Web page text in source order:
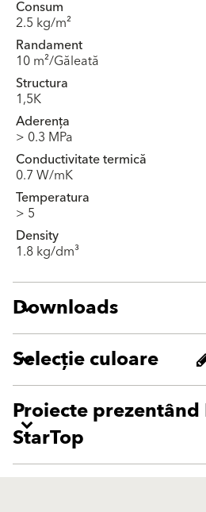
Consum
2.5 kg/m²
Randament
10 m²/Găleată
Structura
1,5K
Aderența
> 0.3 MPa
Conductivitate termică
0.7 W/mK
Temperatura
> 5
Density
1.8 kg/dm³
Downloads
Selecție culoare
Proiecte
StarTop